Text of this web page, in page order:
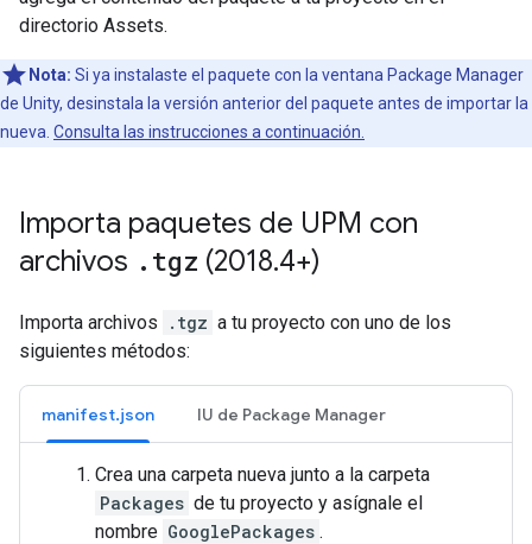
directorio Assets.
Nota: Si ya instalaste el paquete con la ventana Package Manager
de Unity, desinstala la versión anterior del paquete antes de importar la
nueva. Consulta las instrucciones a continuación.
Importa paquetes de UPM con
archivos . tgz (2018.4+)
Importa archivos .tgz a tu proyecto con uno de los
siguientes métodos:
manifest.json IU de Package Manager
Crea una carpeta nueva junto a la carpeta
Packages de tu proyecto y asígnale el
nombre GooglePackages .